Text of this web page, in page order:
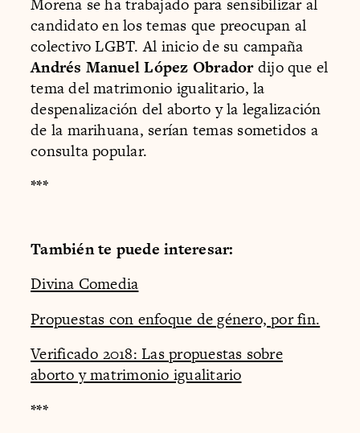
Morena se ha trabajado para sensibilizar al
candidato en los temas que preocupan al
colectivo LGBT. Al inicio de su campaña
Andrés Manuel López Obradordijo que el
tema del matrimonio igualitario, la
despenalización del aborto y la legalización
de la marihuana, serían temas sometidos a
consulta popular.
***
También te puede interesar:
Divina Comedia
Propuestas con enfoque de género, por fin.
Verificado 2018: Las propuestas sobre
aborto y matrimonio igualitario
***